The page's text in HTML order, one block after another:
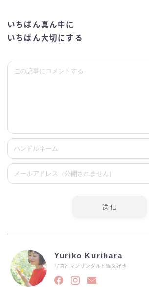
いちばん真ん中に
いちばん大切にする
Yuriko Kurihara
写真とマンサンダルと縄文好き